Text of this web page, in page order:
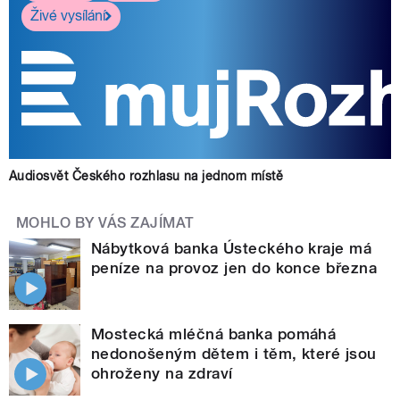
Živé vysílání
Audiosvět Českého rozhlasu na jednom místě
MOHLO BY VÁS ZAJÍMAT
Nábytková banka Ústeckého kraje má
peníze na provoz jen do konce března
Mostecká mléčná banka pomáhá
nedonošeným dětem i těm, které jsou
ohroženy na zdraví